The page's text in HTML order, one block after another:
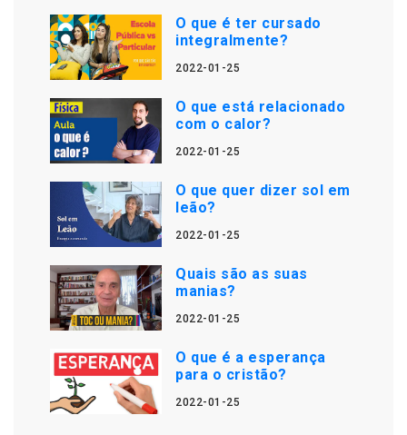
O que é ter cursado
integralmente?
2022-01-25
O que está relacionado
com o calor?
2022-01-25
O que quer dizer sol em
leão?
2022-01-25
Quais são as suas
manias?
2022-01-25
O que é a esperança
para o cristão?
2022-01-25